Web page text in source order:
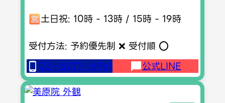
土日祝: 10時 - 13時 / 15時 - 19時
受付方法: 予約優先制 ❌ 受付順 ⭕️
03‐6271‐6961
公式LINE